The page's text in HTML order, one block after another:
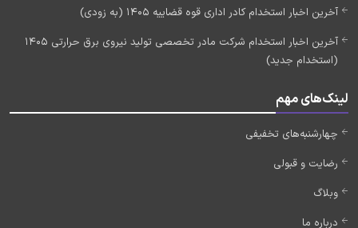
آخرین اخبار استخدام کادر اداری قوه قضاییه 1405 (به زودی)
آخرین اخبار استخدام شرکت مادر تخصصی تولید نیروی برق حرارتی 1405
(استخدام جدید)
لینک‌های مهم
چهارشنبه‌های تخفیفی
رضایت و قبولی
وبلاگ
درباره ما